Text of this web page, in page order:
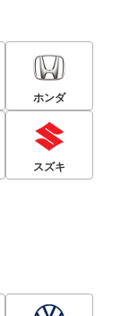
ホンダ
スズキ